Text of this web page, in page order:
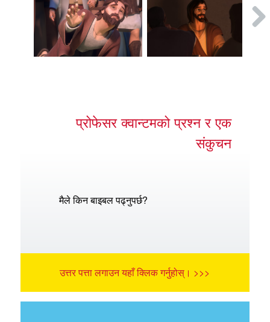
प्रोफेसर क्वान्टमको प्रश्न र एक
संकुचन
मैले किन बाइबल पढ्नुपर्छ?
उत्तर पत्ता लगाउन यहाँ क्लिक गर्नुहोस्। >>>